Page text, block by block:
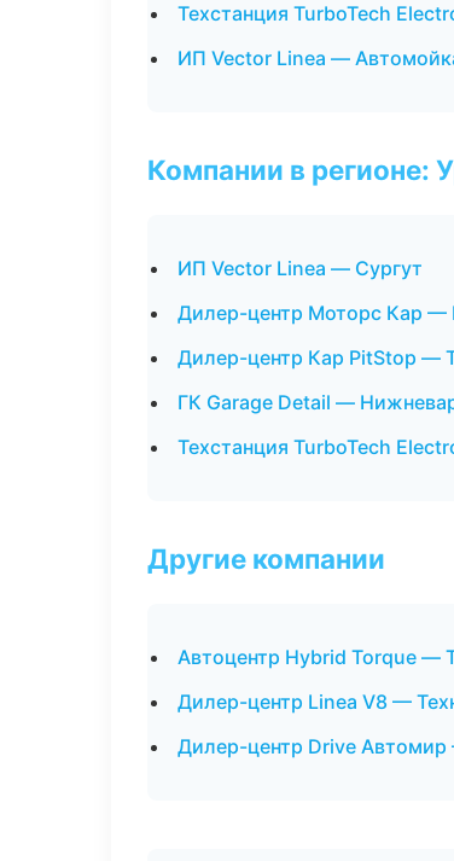
Техстанция TurboTech
ИП Vector Linea —
Компании в регионе:
ИП Vector Linea — Сургут
Дилер-центр Моторс Кар —
Дилер-центр Кар PitStop —
ГК Garage Detail —
Техстанция TurboTech
Другие компании
Автоцентр Hybrid Torque —
Дилер-центр Linea V8 —
Дилер-центр Drive